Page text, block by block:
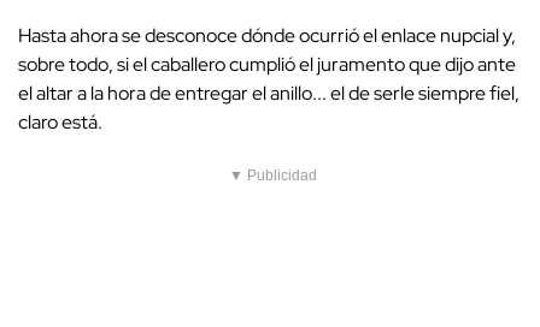
Hasta ahora se desconoce dónde ocurrió el enlace nupcial y,
sobre todo, si el caballero cumplió el juramento que dijo ante
el altar a la hora de entregar el anillo... el de serle siempre fiel,
claro está.
▼ Publicidad